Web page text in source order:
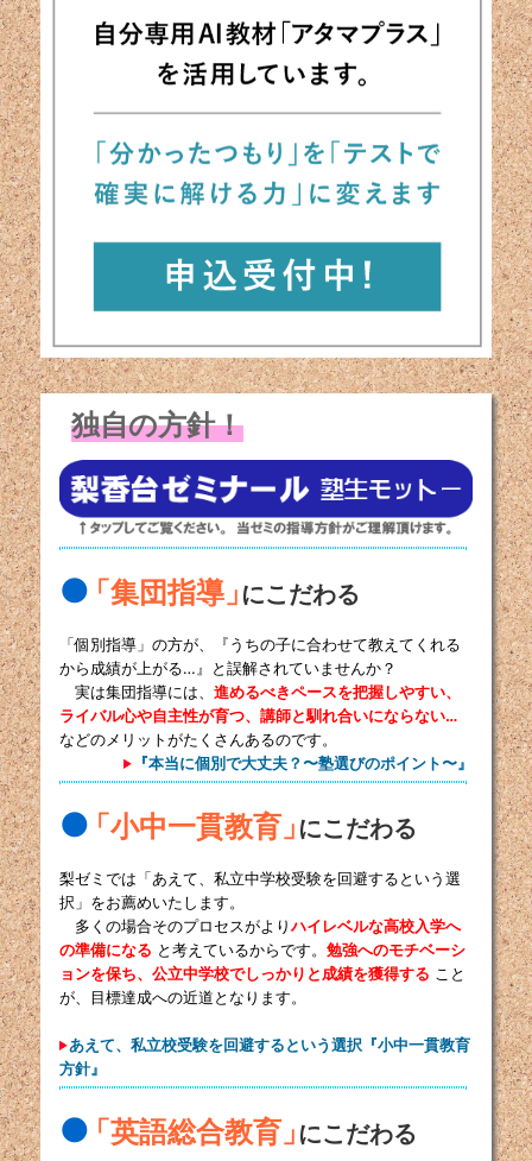
独自の方針！
●「集団指導」にこだわる
「個別指導」の方が、『うちの子に合わせて教えてくれる
から成績が上がる…』と誤解されていませんか？
実は集団指導には、 進めるべきペースを把握しやすい、
ライバル心や自主性が育つ、講師と馴れ合いにならない…
などのメリットがたくさんあるのです。
『本当に個別で大丈夫？〜塾選びのポイント〜』
●「小中一貫教育」にこだわる
梨ゼミでは「あえて、私立中学校受験を回避するという選
択」をお薦めいたします。
多くの場合そのプロセスがよりハイレベルな高校入学へ
の準備になる と考えているからです。 勉強へのモチベーシ
ョンを保ち、公立中学校でしっかりと成績を獲得する こと
が、目標達成への近道となります。
あえて、私立校受験を回避するという選択『小中一貫教育
方針』
●「英語総合教育」にこだわる